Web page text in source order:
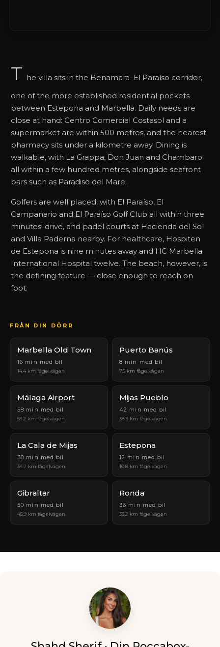
T he villa sits in the Benamara–El Paraíso corridor,
one of the more established residential pockets
between Estepona and Marbella. Daily needs are
close at hand: Centro Comercial Costasol and a
supermarket are within 500 metres, and the nearest
pharmacy sits under a kilometre away. Dining is
walkable, with La Grappa, Don Juan and Chambaro
all within a few hundred metres, alongside seafront
bars such as Paradiso del Mare.
Golfers are well placed, with El Paraíso, El
Campanario and El Paraíso Golf Club all within three
minutes' drive, and padel courts at Hacienda del Sol
and Villa Paderna nearby. For healthcare, Hospiten
de Estepona is nine minutes away and HC Marbella
International Hospital twelve. The beach, however, is
the defining feature — close enough to reach on
foot.
FRÅN DIN DÖRR
Marbella Old Town
16 min med bil
14.4 km fågelvägen
Puerto Banús
8 min med bil
7.5 km fågelvägen
Málaga Airport
58 min med bil
53.2 km fågelvägen
Mijas Pueblo
42 min med bil
38.3 km fågelvägen
La Cala de Mijas
38 min med bil
34.7 km fågelvägen
Estepona
12 min med bil
10.8 km fågelvägen
Gibraltar
50 min med bil
45.9 km fågelvägen
Ronda
36 min med bil
33.2 km fågelvägen